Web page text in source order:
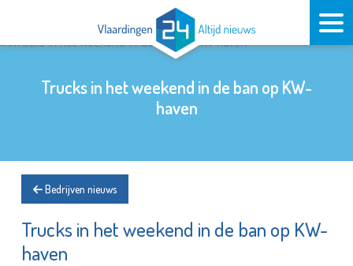
Trucks in het weekend in de ban op KW-
haven
Bedrijven nieuws
Trucks in het weekend in de ban op KW-
haven